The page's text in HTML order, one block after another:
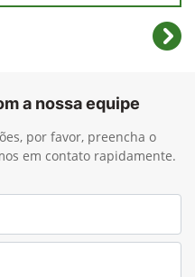
a nossa equipe
por favor, preencha o
em contato rapidamente.